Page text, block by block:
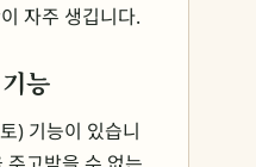
자주 생깁니다.
능
) 기능이 있습니